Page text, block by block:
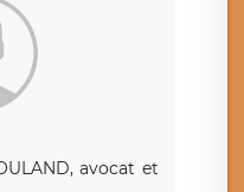
avocat et